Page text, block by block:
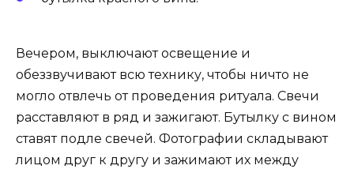
Вечером, выключают освещение и
обеззвучивают всю технику, чтобы ничто не
могло отвлечь от проведения ритуала. Свечи
расставляют в ряд и зажигают. Бутылку с вином
ставят подле свечей. Фотографии складывают
лицом друг к другу и зажимают их между